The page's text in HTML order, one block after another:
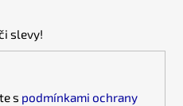
slevy!
s podmínkami ochrany